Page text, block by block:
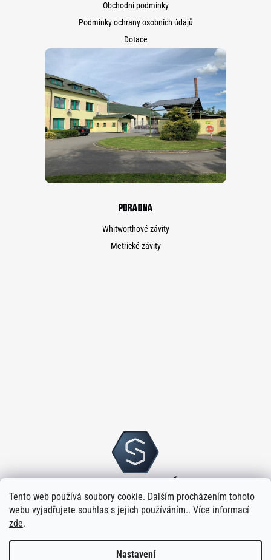
Tento web používá soubory cookie. Dalším procházením tohoto
webu vyjadřujete souhlas s jejich používáním.. Více informací
zde.
Nastavení
Obchodní podmínky
Podmínky ochrany osobních údajů
Dotace
PORADNA
Whitworthové závity
Metrické závity